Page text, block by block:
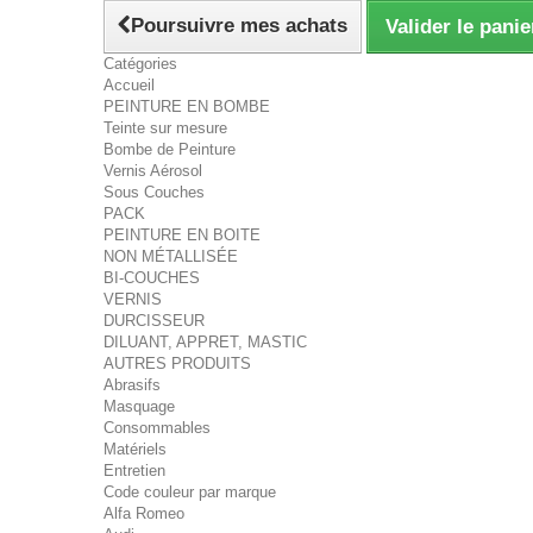
Poursuivre mes achats Valider le
Catégories
Accueil
PEINTURE EN BOMBE
Teinte sur mesure
Bombe de Peinture
Vernis Aérosol
Sous Couches
PACK
PEINTURE EN BOITE
NON MÉTALLISÉE
BI-COUCHES
VERNIS
DURCISSEUR
DILUANT, APPRET, MASTIC
AUTRES PRODUITS
Abrasifs
Masquage
Consommables
Matériels
Entretien
Code couleur par marque
Alfa Romeo